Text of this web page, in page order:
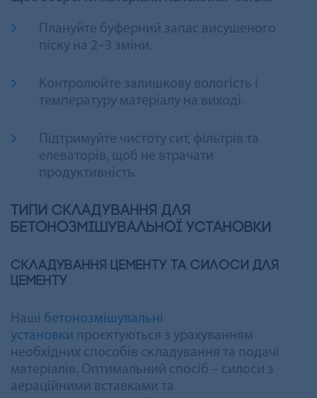
Плануйте буферний запас висушеного
піску на 2–3 зміни.
Контролюйте залишкову вологість і
температуру матеріалу на виході.
Підтримуйте чистоту сит, фільтрів та
елеваторів, щоб не втрачати
продуктивність.
Типи складування для
бетонозмішувальної установки
Складування цементу та силоси для
цементу
Наші бетонозмішувальні
установки проєктуються з урахуванням
необхідних способів складування та подачі
матеріалів. Оптимальний спосіб – силоси з
аераційними вставками та